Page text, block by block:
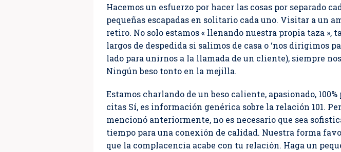
Hacemos un esfuerzo por hacer las cosas por separado
pequeñas escapadas en solitario cada uno. Visitar a un
retiro. No solo estamos « llenando nuestra propia taza »,
largos de despedida si salimos de casa o ‘nos dirigimos
lado para unirnos a la llamada de un cliente), siempre
Ningún beso tonto en la mejilla.
Estamos charlando de un beso caliente, apasionado,
citas Sí, es información genérica sobre la relación 101.
mencionó anteriormente, no es necesario que sea
tiempo para una conexión de calidad. Nuestra forma
que la complacencia acabe con tu relación. Haga un